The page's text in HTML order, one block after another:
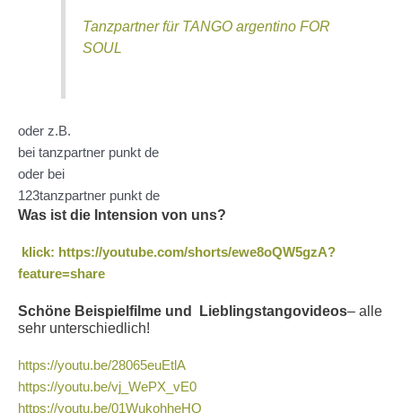
Tanzpartner für TANGO argentino FOR
SOUL
oder z.B.
bei tanzpartner punkt de
oder bei
123tanzpartner punkt de
Was ist die Intension von uns?
klick: https://youtube.com/shorts/ewe8oQW5gzA?
feature=share
Schöne Beispielfilme und Lieblingstangovideos– alle
sehr unterschiedlich!
https://youtu.be/28065euEtlA
https://youtu.be/vj_WePX_vE0
https://youtu.be/01WukohheHQ